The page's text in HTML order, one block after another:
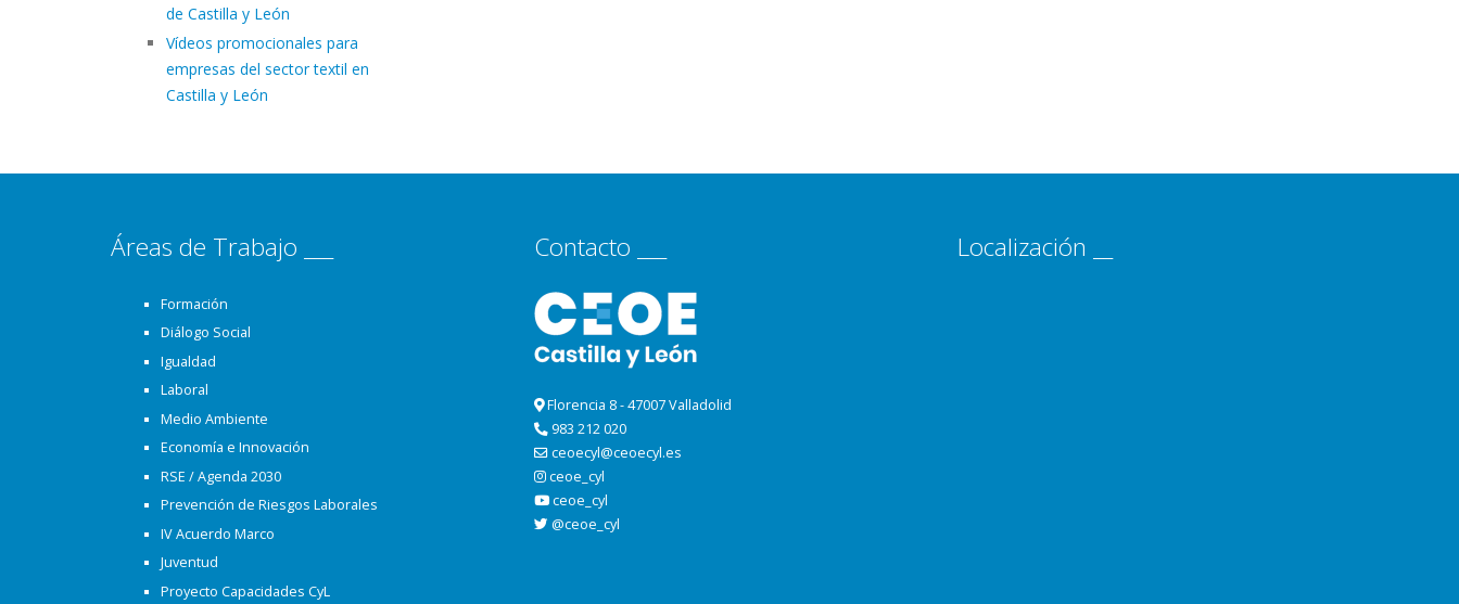
de Castilla y León
Vídeos promocionales para
empresas del sector textil en
Castilla y León
Áreas de Trabajo ___
Formación
Diálogo Social
Igualdad
Laboral
Medio Ambiente
Economía e Innovación
RSE / Agenda 2030
Prevención de Riesgos Laborales
IV Acuerdo Marco
Juventud
Proyecto Capacidades CyL
Contacto ___
Florencia 8 - 47007 Valladolid
983 212 020
ceoecyl@ceoecyl.es
ceoe_cyl
ceoe_cyl
@ceoe_cyl
Localización __